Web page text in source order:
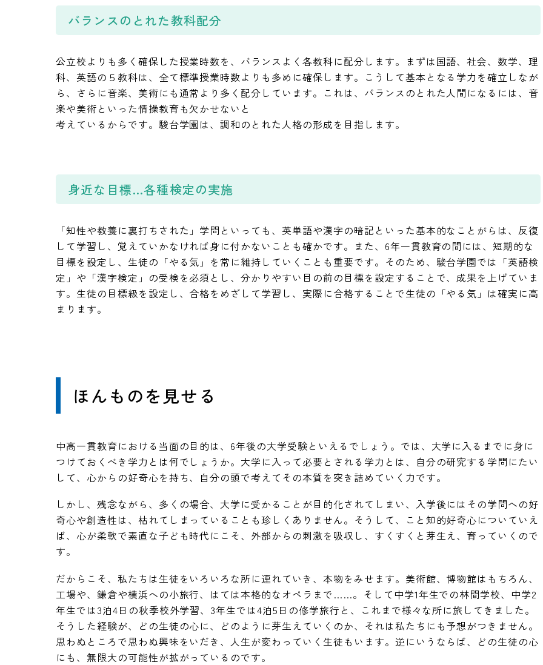
バランスのとれた教科配分
公立校よりも多く確保した授業時数を、バランスよく各教科に配分します。まずは国語、社会、数学、理
科、英語の５教科は、全て標準授業時数よりも多めに確保します。こうして基本となる学力を確立しなが
ら、さらに音楽、美術にも通常より多く配分しています。これは、バランスのとれた人間になるには、音
楽や美術といった情操教育も欠かせないと
考えているからです。駿台学園は、調和のとれた人格の形成を目指します。
身近な目標…各種検定の実施
「知性や教養に裏打ちされた」学問といっても、英単語や漢字の暗記といった基本的なことがらは、反復
して学習し、覚えていかなければ身に付かないことも確かです。また、6年一貫教育の間には、短期的な
目標を設定し、生徒の「やる気」を常に維持していくことも重要です。そのため、駿台学園では「英語検
定」や「漢字検定」の受検を必須とし、分かりやすい目の前の目標を設定することで、成果を上げていま
す。生徒の目標級を設定し、合格をめざして学習し、実際に合格することで生徒の「やる気」は確実に高
まります。
ほんものを見せる
中高一貫教育における当面の目的は、6年後の大学受験といえるでしょう。では、大学に入るまでに身に
つけておくべき学力とは何でしょうか。大学に入って必要とされる学力とは、自分の研究する学問にたい
して、心からの好奇心を持ち、自分の頭で考えてその本質を突き詰めていく力です。
しかし、残念ながら、多くの場合、大学に受かることが目的化されてしまい、入学後にはその学問への好
奇心や創造性は、枯れてしまっていることも珍しくありません。そうして、こと知的好奇心についていえ
ば、心が柔軟で素直な子ども時代にこそ、外部からの刺激を吸収し、すくすくと芽生え、育っていくので
す。
だからこそ、私たちは生徒をいろいろな所に連れていき、本物をみせます。美術館、博物館はもちろん、
工場や、鎌倉や横浜への小旅行、はては本格的なオペラまで……。そして中学1年生での林間学校、中学2
年生では3泊4日の秋季校外学習、3年生では4泊5日の修学旅行と、これまで様々な所に旅してきました。
そうした経験が、どの生徒の心に、どのように芽生えていくのか、それは私たちにも予想がつきません。
思わぬところで思わぬ興味をいだき、人生が変わっていく生徒もいます。逆にいうならば、どの生徒の心
にも、無限大の可能性が拡がっているのです。